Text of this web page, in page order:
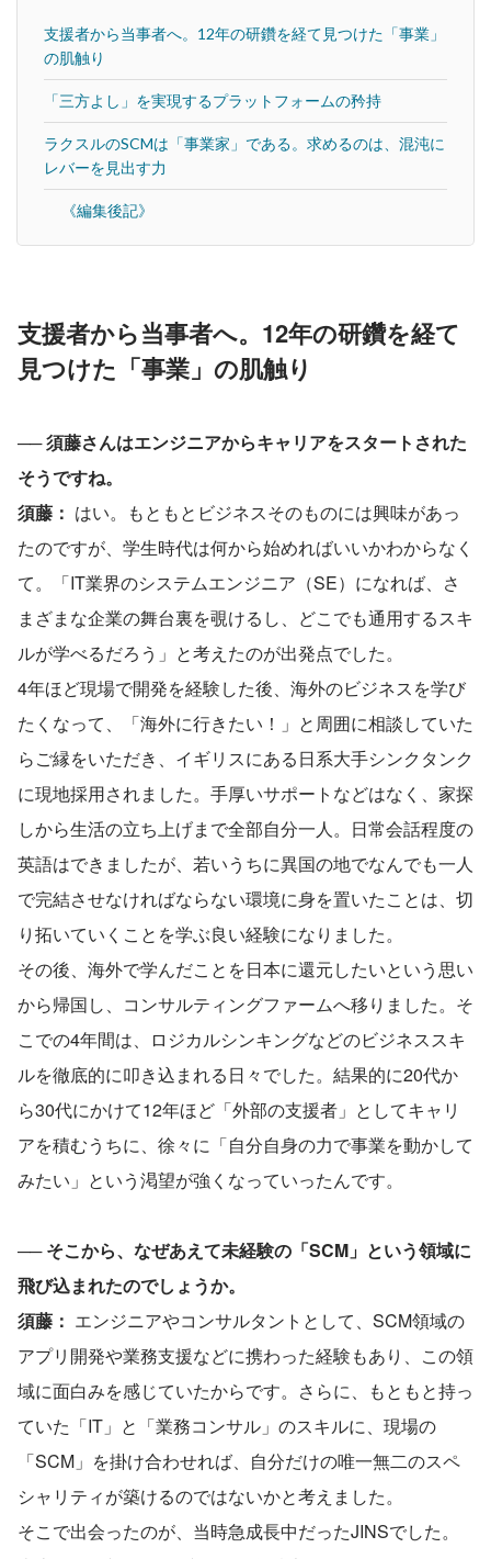
支援者から当事者へ。12年の研鑽を経て見つけた「事業」
の肌触り
「三方よし」を実現するプラットフォームの矜持
ラクスルのSCMは「事業家」である。求めるのは、混沌に
レバーを見出す力
《編集後記》
支援者から当事者へ。12年の研鑽を経て
見つけた「事業」の肌触り
── 須藤さんはエンジニアからキャリアをスタートされた
そうですね。
須藤： はい。もともとビジネスそのものには興味があっ
たのですが、学生時代は何から始めればいいかわからなく
て。「IT業界のシステムエンジニア（SE）になれば、さ
まざまな企業の舞台裏を覗けるし、どこでも通用するスキ
ルが学べるだろう」と考えたのが出発点でした。
4年ほど現場で開発を経験した後、海外のビジネスを学び
たくなって、「海外に行きたい！」と周囲に相談していた
らご縁をいただき、イギリスにある日系大手シンクタンク
に現地採用されました。手厚いサポートなどはなく、家探
しから生活の立ち上げまで全部自分一人。日常会話程度の
英語はできましたが、若いうちに異国の地でなんでも一人
で完結させなければならない環境に身を置いたことは、切
り拓いていくことを学ぶ良い経験になりました。
その後、海外で学んだことを日本に還元したいという思い
から帰国し、コンサルティングファームへ移りました。そ
こでの4年間は、ロジカルシンキングなどのビジネススキ
ルを徹底的に叩き込まれる日々でした。結果的に20代か
ら30代にかけて12年ほど「外部の支援者」としてキャリ
アを積むうちに、徐々に「自分自身の力で事業を動かして
みたい」という渇望が強くなっていったんです。
── そこから、なぜあえて未経験の「SCM」という領域に
飛び込まれたのでしょうか。
須藤： エンジニアやコンサルタントとして、SCM領域の
アプリ開発や業務支援などに携わった経験もあり、この領
域に面白みを感じていたからです。さらに、もともと持っ
ていた「IT」と「業務コンサル」のスキルに、現場の
「SCM」を掛け合わせれば、自分だけの唯一無二のスペ
シャリティが築けるのではないかと考えました。
そこで出会ったのが、当時急成長中だったJINSでした。